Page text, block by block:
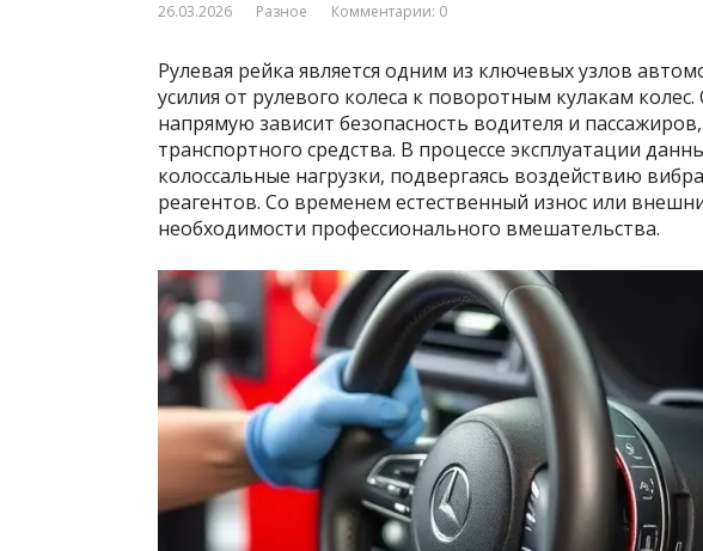
26.03.2026 Разное Комментарии: 0
Рулевая рейка является одним из ключевых узлов
усилия от рулевого колеса к поворотным кулакам
напрямую зависит безопасность водителя и
транспортного средства. В процессе эксплуатации
колоссальные нагрузки, подвергаясь воздействию
реагентов. Со временем естественный износ или
необходимости профессионального вмешательства.